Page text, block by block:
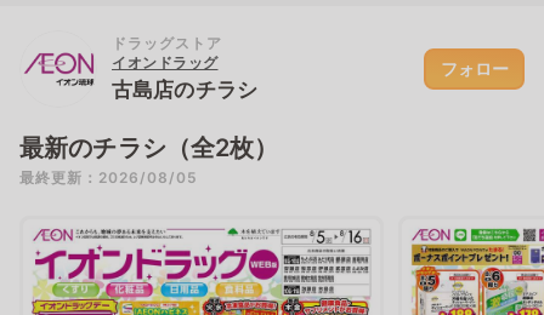
ドラッグストア
イオンドラッグ
古島店のチラシ
フォロー
最新のチラシ（全2枚）
最終更新：2026/08/05